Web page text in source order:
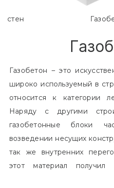
Газобетон – это
широко используемый в
относится к категории
Наряду с другими
газобетонные блоки часто используются при
возведении несущих
так же внутренних
этот материал получил